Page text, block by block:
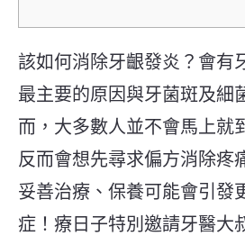
該如何消除牙齦發炎？會有
最主要的原因與牙菌斑及細
而，大多數人並不會馬上就
反而會想先尋求偏方消除疼
妥善治療、保養可能會引發
症！療日子特別邀請牙醫大